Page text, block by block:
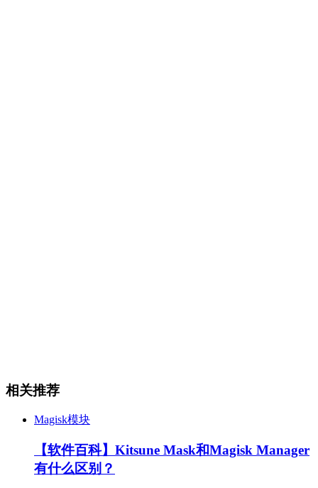
相关推荐
Magisk模块
【软件百科】Kitsune Mask和Magisk Manager
有什么区别？